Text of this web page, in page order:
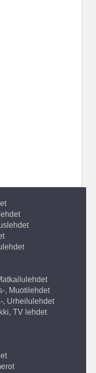
, Muotilehdet
, Urheilulehdet
TV lehdet